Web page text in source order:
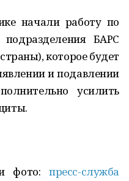
начали работу по
подразделения БАРС
которое будет
и подавлении
усилить
и фото:пресс-служба